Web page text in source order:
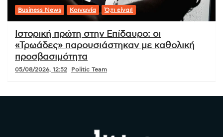
Business News Κοινωνία Ό,τι είναι!
Ιστορική πρώτη στην Επίδαυρο: οι
«Τρωάδες» παρουσιάστηκαν με καθολική
προσβασιμότητα
05/08/2026, 12:52 Politic Team